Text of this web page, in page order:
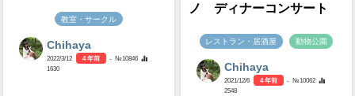
教室・サークル
Chihaya
2022/3/12 4 年前
- №10846
1630
ノ ディナーコンサート
レストラン・居酒屋 動物公園
Chihaya
2021/12/6 4 年前
- №10062
2548